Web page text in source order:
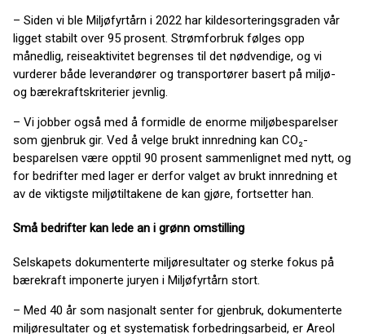
– Siden vi ble Miljøfyrtårn i 2022 har kildesorteringsgraden vår
ligget stabilt over 95 prosent. Strømforbruk følges opp
månedlig, reiseaktivitet begrenses til det nødvendige, og vi
vurderer både leverandører og transportører basert på miljø-
og bærekraftskriterier jevnlig.
– Vi jobber også med å formidle de enorme miljøbesparelser
som gjenbruk gir. Ved å velge brukt innredning kan CO₂-
besparelsen være opptil 90 prosent sammenlignet med nytt, og
for bedrifter med lager er derfor valget av brukt innredning et
av de viktigste miljøtiltakene de kan gjøre, fortsetter han.
Små bedrifter kan lede an i grønn omstilling
Selskapets dokumenterte miljøresultater og sterke fokus på
bærekraft imponerte juryen i Miljøfyrtårn stort.
– Med 40 år som nasjonalt senter for gjenbruk, dokumenterte
miljøresultater og et systematisk forbedringsarbeid, er Areol